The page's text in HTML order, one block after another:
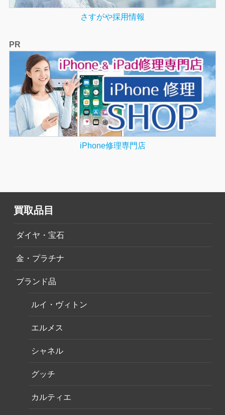
さすがや採用情報
PR
iPhone修理専門店
買取品目
ダイヤ・宝石
金・プラチナ
ブランド品
ルイ・ヴィトン
エルメス
シャネル
グッチ
カルティエ